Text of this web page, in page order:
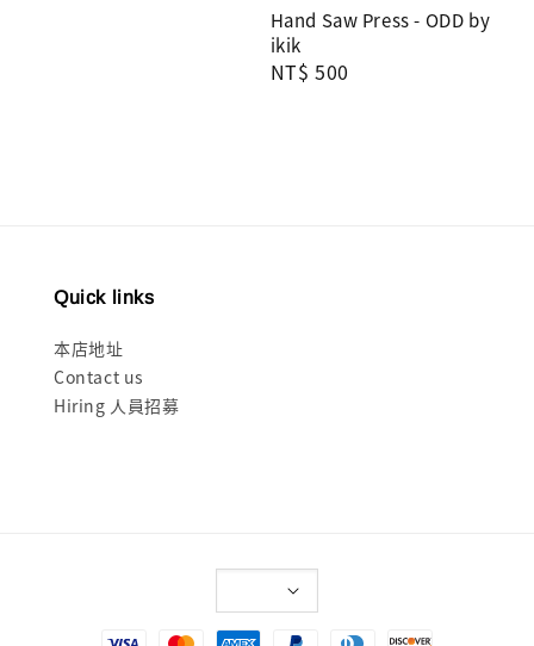
Hand Saw Press - ODD by
ikik
Regular
NT$ 500
Quick links
本店地址
Contact us
Hiring 人員招募